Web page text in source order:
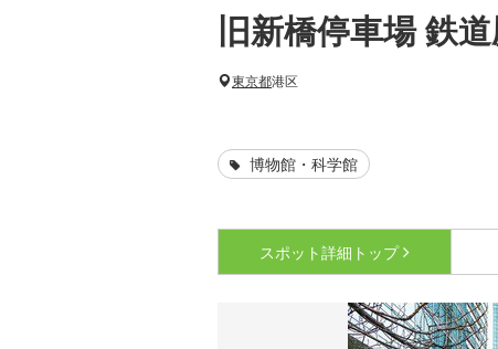
旧新橋停車場 鉄
東京都港区
博物館・科学館
スポット詳細 トップ